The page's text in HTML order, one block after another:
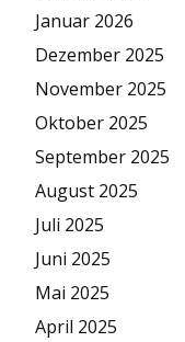
Januar 2026
Dezember 2025
November 2025
Oktober 2025
September 2025
August 2025
Juli 2025
Juni 2025
Mai 2025
April 2025